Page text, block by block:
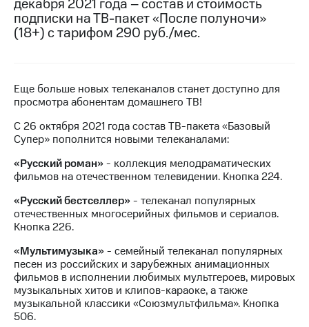
Услуги
группа
SIM-
карту
Оформить
eSIM
SIM-
карта
для
Оформить
чистый
номер
Скидка 30%
на связь
и МТС
Супер
при
оплате
МТС
Деньги
Выберите
и подключите
ТВ
с выгодным
тарифом
Тарифы
декабря 2021 года – состав и стоимость
подписки на ТВ-пакет «После полуночи»
(18+) с тарифом 290 руб./мес.
Еще больше новых телеканалов станет доступно для
просмотра абонентам домашнего ТВ!
С 26 октября 2021 года состав ТВ-пакета «Базовый
Супер» пополнится новыми телеканалами:
«Русский роман»- коллекция мелодраматических
фильмов на отечественном телевидении. Кнопка 224.
«Русский бестселлер»- телеканал популярных
отечественных многосерийных фильмов и сериалов.
Кнопка 226.
«Мультимузыка»- семейный телеканал популярных
песен из российских и зарубежных анимационных
фильмов в исполнении любимых мультгероев, мировых
музыкальных хитов и клипов-караоке, а также
музыкальной классики «Союзмультфильма». Кнопка
506.